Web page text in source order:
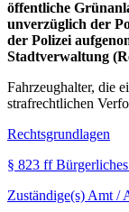
öffentliche
unverzüglich der
der Polizei
Stadtverwaltung
Fahrzeughalter, die
strafrechtlichen
Rechtsgrundlagen
§ 823 ff
Zuständige(s) Amt /